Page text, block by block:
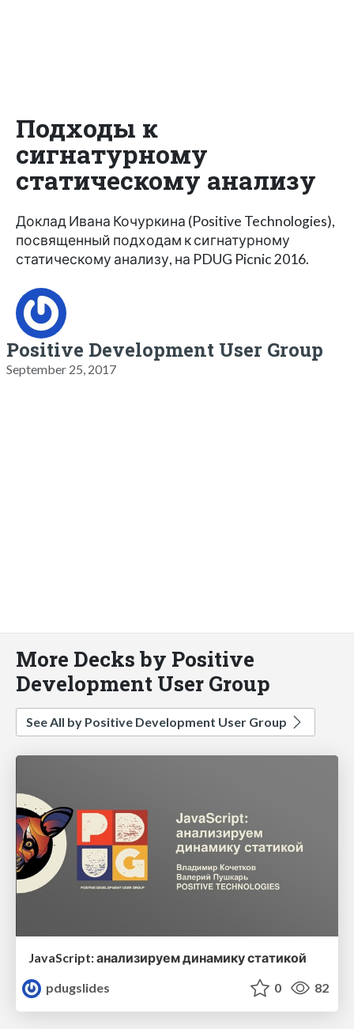
Подходы к
сигнатурному
статическому анализу
Доклад Ивана Кочуркина (Positive Technologies),
посвященный подходам к сигнатурному
статическому анализу, на PDUG Picnic 2016.
Positive Development User Group
September 25, 2017
More Decks by Positive
Development User Group
See All by Positive Development User Group
JavaScript: анализируем динамику статикой
pdugslides
0 82